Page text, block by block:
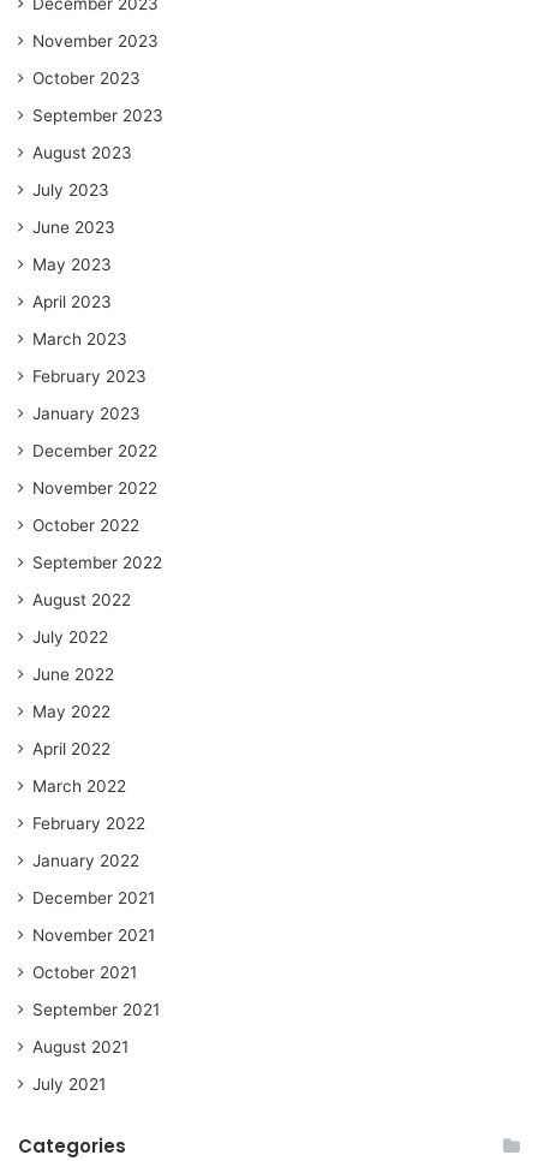
November 2023
October 2023
September 2023
August 2023
July 2023
June 2023
May 2023
April 2023
March 2023
February 2023
January 2023
December 2022
November 2022
October 2022
September 2022
August 2022
July 2022
June 2022
May 2022
April 2022
March 2022
February 2022
January 2022
December 2021
November 2021
October 2021
September 2021
August 2021
July 2021
Categories